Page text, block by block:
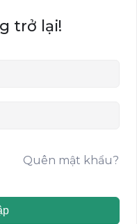
trở lại!
Quên mật khẩu?